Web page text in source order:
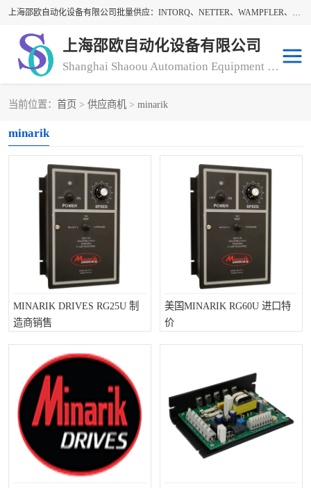
上海邵欧自动化设备有限公司批量供应：INTORQ、NETTER、WAMPFLER、WARNER、WICHITA、三菱离合器、warner离合器、NETTER振动器、WAMPFLER滑触线。上海邵欧自动化设备有限公司提供创新技术与产品解决方案，让客户享有高性价比，优质的产品和服务，我们坚持以持续技术和服务创新为客户不断创造价值。欢迎来电咨询！
上海邵欧自动化设备有限公司
Shanghai Shaoou Automation Equipment Co., Ltd
当前位置： 首页 > 供应商机 > minarik
minarik
MINARIK DRIVES RG25U 制
造商销售
美国MINARIK RG60U 进口特
价
NETTER振动器 minarik
INTORQ 三菱离合器
BISON GEAR DAYTON
LEESON ELECTRIC carlson制动器
MACH III离合器 CLEVELAND
Magnetic制动器 STEARNS制动器
WAMPFLER滑触线
WICHITA Cleveland 张力控制器
DART调速器 KB Electronics调速器
MYCOM步进电机 MINARIK减速机